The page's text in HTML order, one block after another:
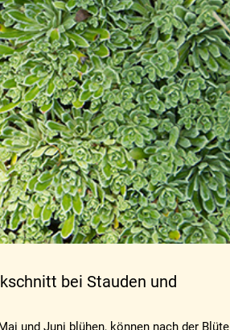
bei Stauden und
und Juni blühen, können nach der Blüte